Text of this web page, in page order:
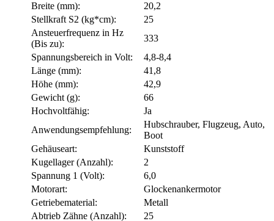
Breite (mm):
20,2
Stellkraft S2 (kg*cm):
25
Ansteuerfrequenz in Hz
(Bis zu):
333
Spannungsbereich in Volt:
4,8-8,4
Länge (mm):
41,8
Höhe (mm):
42,9
Gewicht (g):
66
Hochvoltfähig:
Ja
Anwendungsempfehlung:
Hubschrauber, Flugzeug, Auto,
Boot
Gehäuseart:
Kunststoff
Kugellager (Anzahl):
2
Spannung 1 (Volt):
6,0
Motorart:
Glockenankermotor
Getriebematerial:
Metall
Abtrieb Zähne (Anzahl):
25